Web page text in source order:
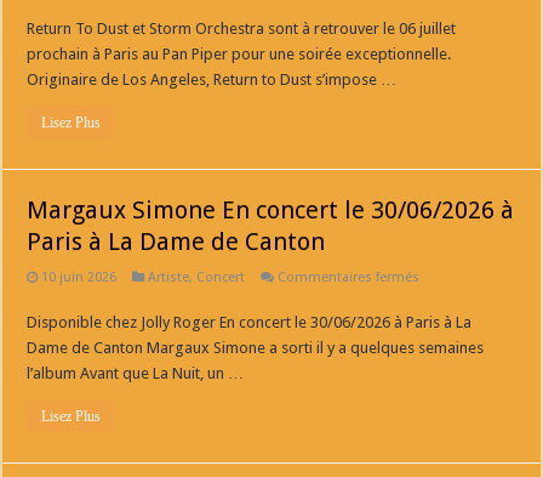
DUST
STORM
ORCHESTRA
Pan
Paris
Return To Dust et Storm Orchestra sont à retrouver le 06 juillet
prochain à Paris au Pan Piper pour une soirée exceptionnelle.
Originaire de Los Angeles, Return to Dust s’impose …
Lisez Plus
Margaux Simone En concert le 30/06/2026 à
Paris à La Dame de Canton
10 juin 2026 Artiste, Concert Commentaires fermés
En
concert
le
de
Disponible chez Jolly Roger En concert le 30/06/2026 à Paris à La
Dame de Canton Margaux Simone a sorti il y a quelques semaines
l’album Avant que La Nuit, un …
Lisez Plus